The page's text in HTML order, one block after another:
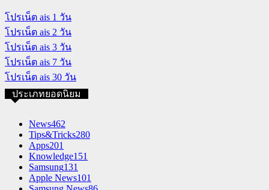
โปรเน็ต ais 1 วัน
โปรเน็ต ais 2 วัน
โปรเน็ต ais 3 วัน
โปรเน็ต ais 7 วัน
โปรเน็ต ais 30 วัน
ประเภทยอดนิยม
News462
Tips&Tricks280
Apps201
Knowledge151
Samsung131
Apple News101